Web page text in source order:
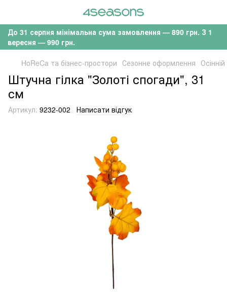
До 31 серпня мінімальна сума замовлення — 890 грн. З 1
вересня — 990 грн.
HoReCa та бізнес-простори Сезонне оформлення
Штучна гілка "Золоті спогади", 31
см
Артикул: 9232-002 Написати відгук